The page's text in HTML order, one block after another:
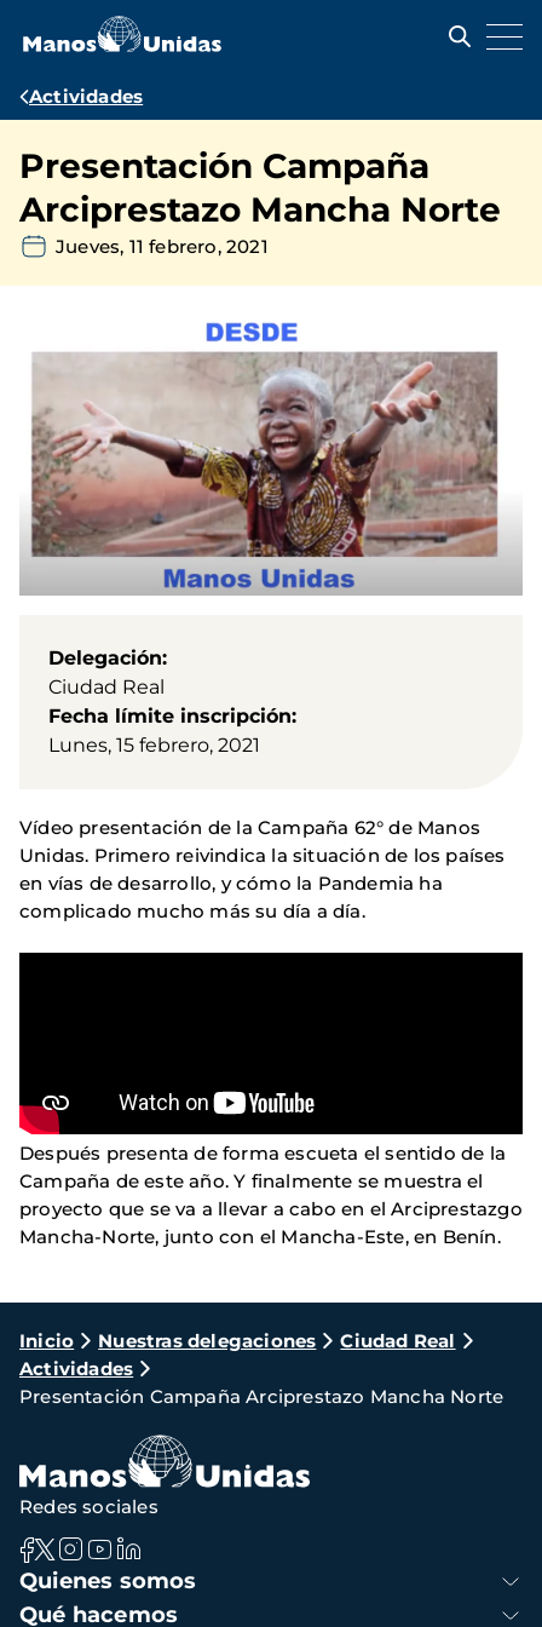
contenido
Ruta
navegación
Actividades
Presentación Campaña
Arciprestazo Mancha Norte
Jueves, 11 febrero, 2021
Delegación
Ciudad Real
Fecha límite inscripción
Lunes, 15 febrero, 2021
Vídeo presentación de la Campaña 62° de Manos
Unidas. Primero reivindica la situación de los países
en vías de desarrollo, y cómo la Pandemia ha
complicado mucho más su día a día.
Después presenta de forma escueta el sentido de la
Campaña de este año. Y finalmente se muestra el
proyecto que se va a llevar a cabo en el Arciprestazgo
Mancha-Norte, junto con el Mancha-Este, en Benín.
Ruta
de
navegación
Inicio Nuestras delegaciones
Ciudad Real
Actividades
Presentación Campaña Arciprestazo Mancha Norte
Navegación
principal
Quienes somos
Qué hacemos
Redes sociales